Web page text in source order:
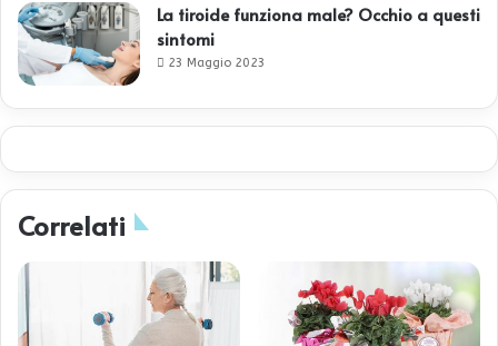
La tiroide funziona male? Occhio a questi
sintomi
23 Maggio 2023
Correlati